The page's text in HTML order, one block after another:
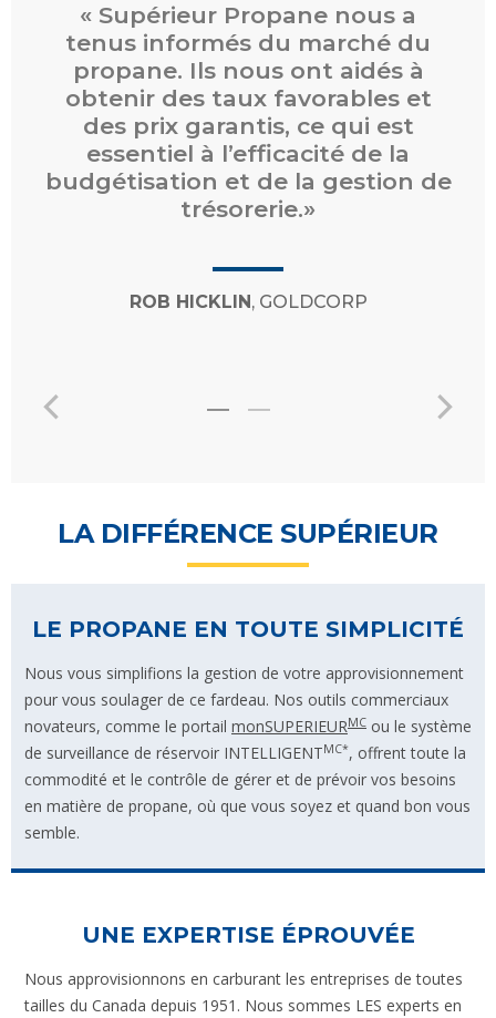
« Supérieur Propane nous a
tenus informés du marché du
propane. Ils nous ont aidés à
obtenir des taux favorables et
des prix garantis, ce qui est
essentiel à l’efficacité de la
budgétisation et de la gestion de
trésorerie.»
ROB HICKLIN , GOLDCORP
LA DIFFÉRENCE SUPÉRIEUR
LE PROPANE EN TOUTE SIMPLICITÉ
Nous vous simplifions la gestion de votre approvisionnement
pour vous soulager de ce fardeau. Nos outils commerciaux
novateurs, comme le portail monSUPERIEURMC ou le système
de surveillance de réservoir INTELLIGENTMC*, offrent toute la
commodité et le contrôle de gérer et de prévoir vos besoins
en matière de propane, où que vous soyez et quand bon vous
semble.
UNE EXPERTISE ÉPROUVÉE
Nous approvisionnons en carburant les entreprises de toutes
tailles du Canada depuis 1951. Nous sommes LES experts en